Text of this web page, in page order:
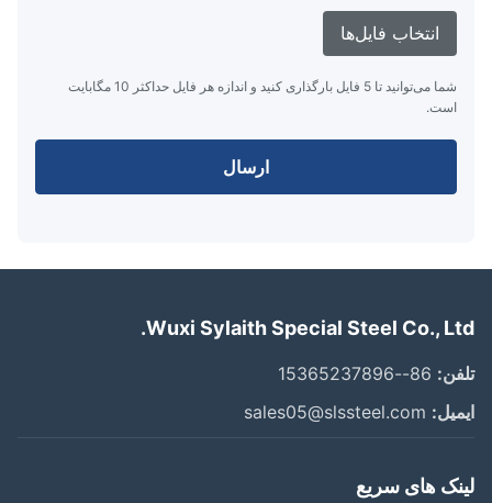
انتخاب فایل‌ها
شما می‌توانید تا 5 فایل بارگذاری کنید و اندازه هر فایل حداکثر 10 مگابایت
ارسال
Wuxi Sylaith Special Steel Co.,
86--15365237896
sales05@slssteel.com
های سریع